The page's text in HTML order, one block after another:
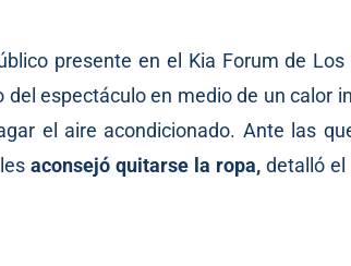
presente en el Kia Forum de
espectáculo en medio de un calor
el aire acondicionado. Ante las
aconsejó quitarse la ropa, detalló el